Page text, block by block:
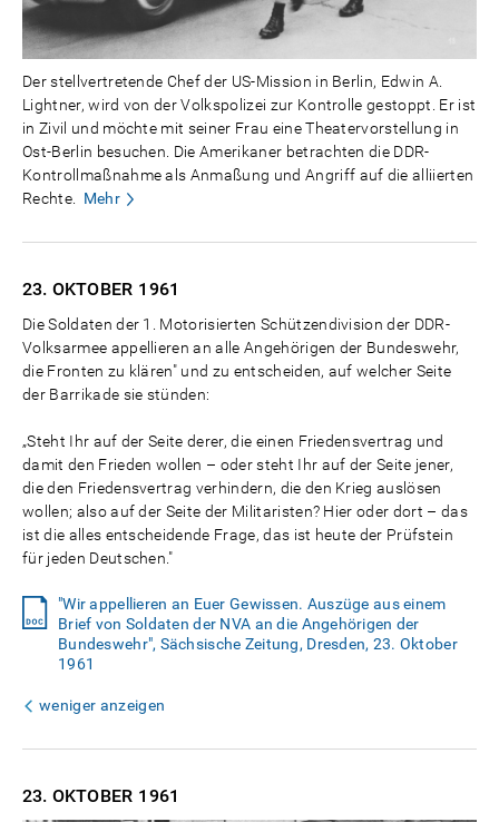
Der stellvertretende Chef der US-Mission in Berlin, Edwin A.
Lightner, wird von der Volkspolizei zur Kontrolle gestoppt. Er ist
in Zivil und möchte mit seiner Frau eine Theatervorstellung in
Ost-Berlin besuchen. Die Amerikaner betrachten die DDR-
Kontrollmaßnahme als Anmaßung und Angriff auf die alliierten
Rechte. Mehr
23. OKTOBER 1961
Die Soldaten der 1. Motorisierten Schützendivision der DDR-
Volksarmee appellieren an alle Angehörigen der Bundeswehr,
die Fronten zu klären" und zu entscheiden, auf welcher Seite
der Barrikade sie stünden:
„Steht Ihr auf der Seite derer, die einen Friedensvertrag und
damit den Frieden wollen – oder steht Ihr auf der Seite jener,
die den Friedensvertrag verhindern, die den Krieg auslösen
wollen; also auf der Seite der Militaristen? Hier oder dort – das
ist die alles entscheidende Frage, das ist heute der Prüfstein
für jeden Deutschen."
"Wir appellieren an Euer Gewissen. Auszüge aus einem
Brief von Soldaten der NVA an die Angehörigen der
Bundeswehr", Sächsische Zeitung, Dresden, 23. Oktober
1961
weniger anzeigen
23. OKTOBER 1961